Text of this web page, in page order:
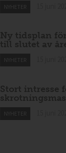
NYHETER
Ny tidsplan
till slutet av
NYHETER
Stort intresse
NYHETER